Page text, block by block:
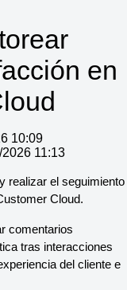
en
10:09
11:13
realizar el seguimiento
Cloud.
comentarios
tras interacciones
del cliente e